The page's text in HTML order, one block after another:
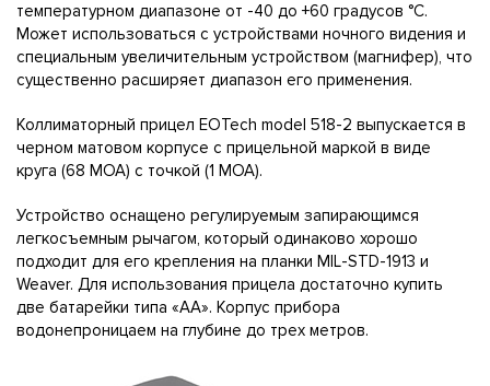
температурном диапазоне от -40 до +60 градусов °C.
Может использоваться с устройствами ночного видения и
специальным увеличительным устройством (магнифер), что
существенно расширяет диапазон его применения.
Коллиматорный прицел EOTech model 518-2 выпускается в
черном матовом корпусе с прицельной маркой в виде
круга (68 МОА) с точкой (1 МОА).
Устройство оснащено регулируемым запирающимся
легкосъемным рычагом, который одинаково хорошо
подходит для его крепления на планки MIL-STD-1913 и
Weaver. Для использования прицела достаточно купить
две батарейки типа «АА». Корпус прибора
водонепроницаем на глубине до трех метров.